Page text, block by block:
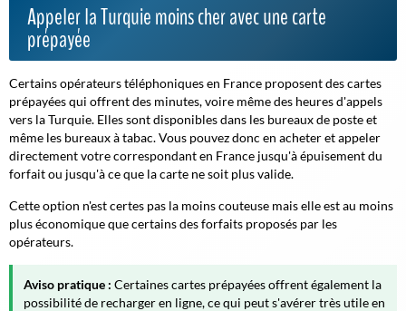
Appeler la Turquie moins cher avec une carte
prépayée
Certains opérateurs téléphoniques en France proposent des cartes
prépayées qui offrent des minutes, voire même des heures d'appels
vers la Turquie. Elles sont disponibles dans les bureaux de poste et
même les bureaux à tabac. Vous pouvez donc en acheter et appeler
directement votre correspondant en France jusqu'à épuisement du
forfait ou jusqu'à ce que la carte ne soit plus valide.
Cette option n'est certes pas la moins couteuse mais elle est au moins
plus économique que certains des forfaits proposés par les
opérateurs.
Aviso pratique : Certaines cartes prépayées offrent également la
possibilité de recharger en ligne, ce qui peut s'avérer très utile en